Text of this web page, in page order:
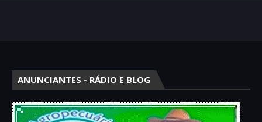
ANUNCIANTES - RÁDIO E BLOG